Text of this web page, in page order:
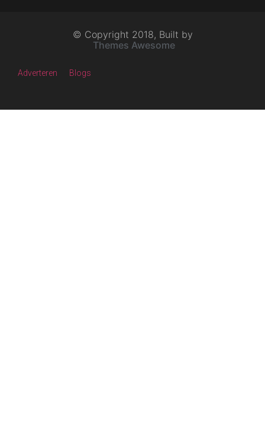
© Copyright 2018, Built by
Themes Awesome
Adverteren Blogs